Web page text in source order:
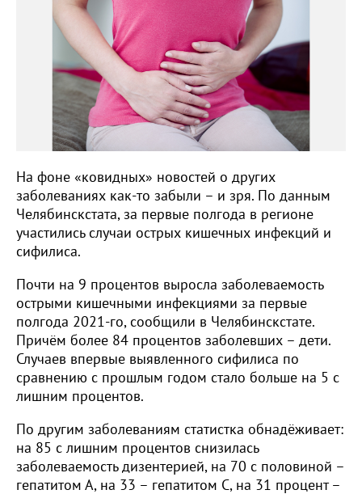
На фоне «ковидных» новостей о других
заболеваниях как-то забыли – и зря. По данным
Челябинскстата, за первые полгода в регионе
участились случаи острых кишечных инфекций и
сифилиса.
Почти на 9 процентов выросла заболеваемость
острыми кишечными инфекциями за первые
полгода 2021-го, сообщили в Челябинскстате.
Причём более 84 процентов заболевших – дети.
Случаев впервые выявленного сифилиса по
сравнению с прошлым годом стало больше на 5 с
лишним процентов.
По другим заболеваниям статистка обнадёживает:
на 85 с лишним процентов снизилась
заболеваемость дизентерией, на 70 с половиной –
гепатитом А, на 33 – гепатитом С, на 31 процент –